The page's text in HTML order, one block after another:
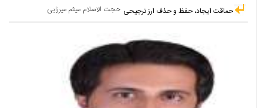
حجت الاسلام میثم میرزایی حماقت ایجاد، حفظ و حذف ارز ترجیحی